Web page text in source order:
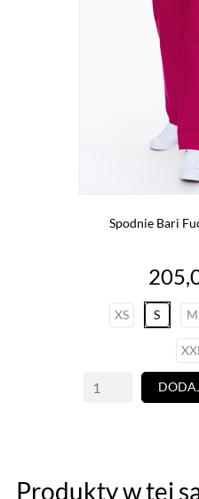
Spodnie Bari
Cena
XS S M
XXL
Produkty w tej